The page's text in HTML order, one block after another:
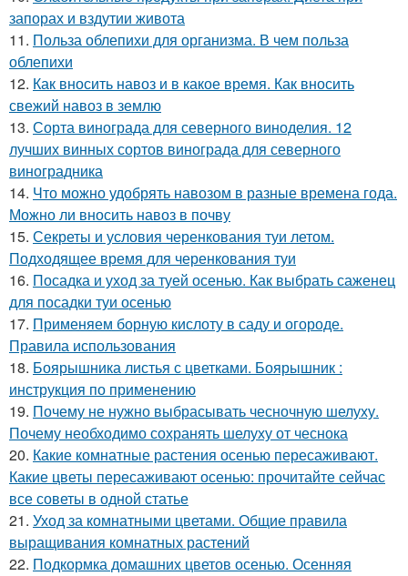
запорах и вздутии живота
11. Польза облепихи для организма. В чем польза
облепихи
12. Как вносить навоз и в какое время. Как вносить
свежий навоз в землю
13. Сорта винограда для северного виноделия. 12
лучших винных сортов винограда для северного
виноградника
14. Что можно удобрять навозом в разные времена года.
Можно ли вносить навоз в почву
15. Секреты и условия черенкования туи летом.
Подходящее время для черенкования туи
16. Посадка и уход за туей осенью. Как выбрать саженец
для посадки туи осенью
17. Применяем борную кислоту в саду и огороде.
Правила использования
18. Боярышника листья с цветками. Боярышник :
инструкция по применению
19. Почему не нужно выбрасывать чесночную шелуху.
Почему необходимо сохранять шелуху от чеснока
20. Какие комнатные растения осенью пересаживают.
Какие цветы пересаживают осенью: прочитайте сейчас
все советы в одной статье
21. Уход за комнатными цветами. Общие правила
выращивания комнатных растений
22. Подкормка домашних цветов осенью. Осенняя